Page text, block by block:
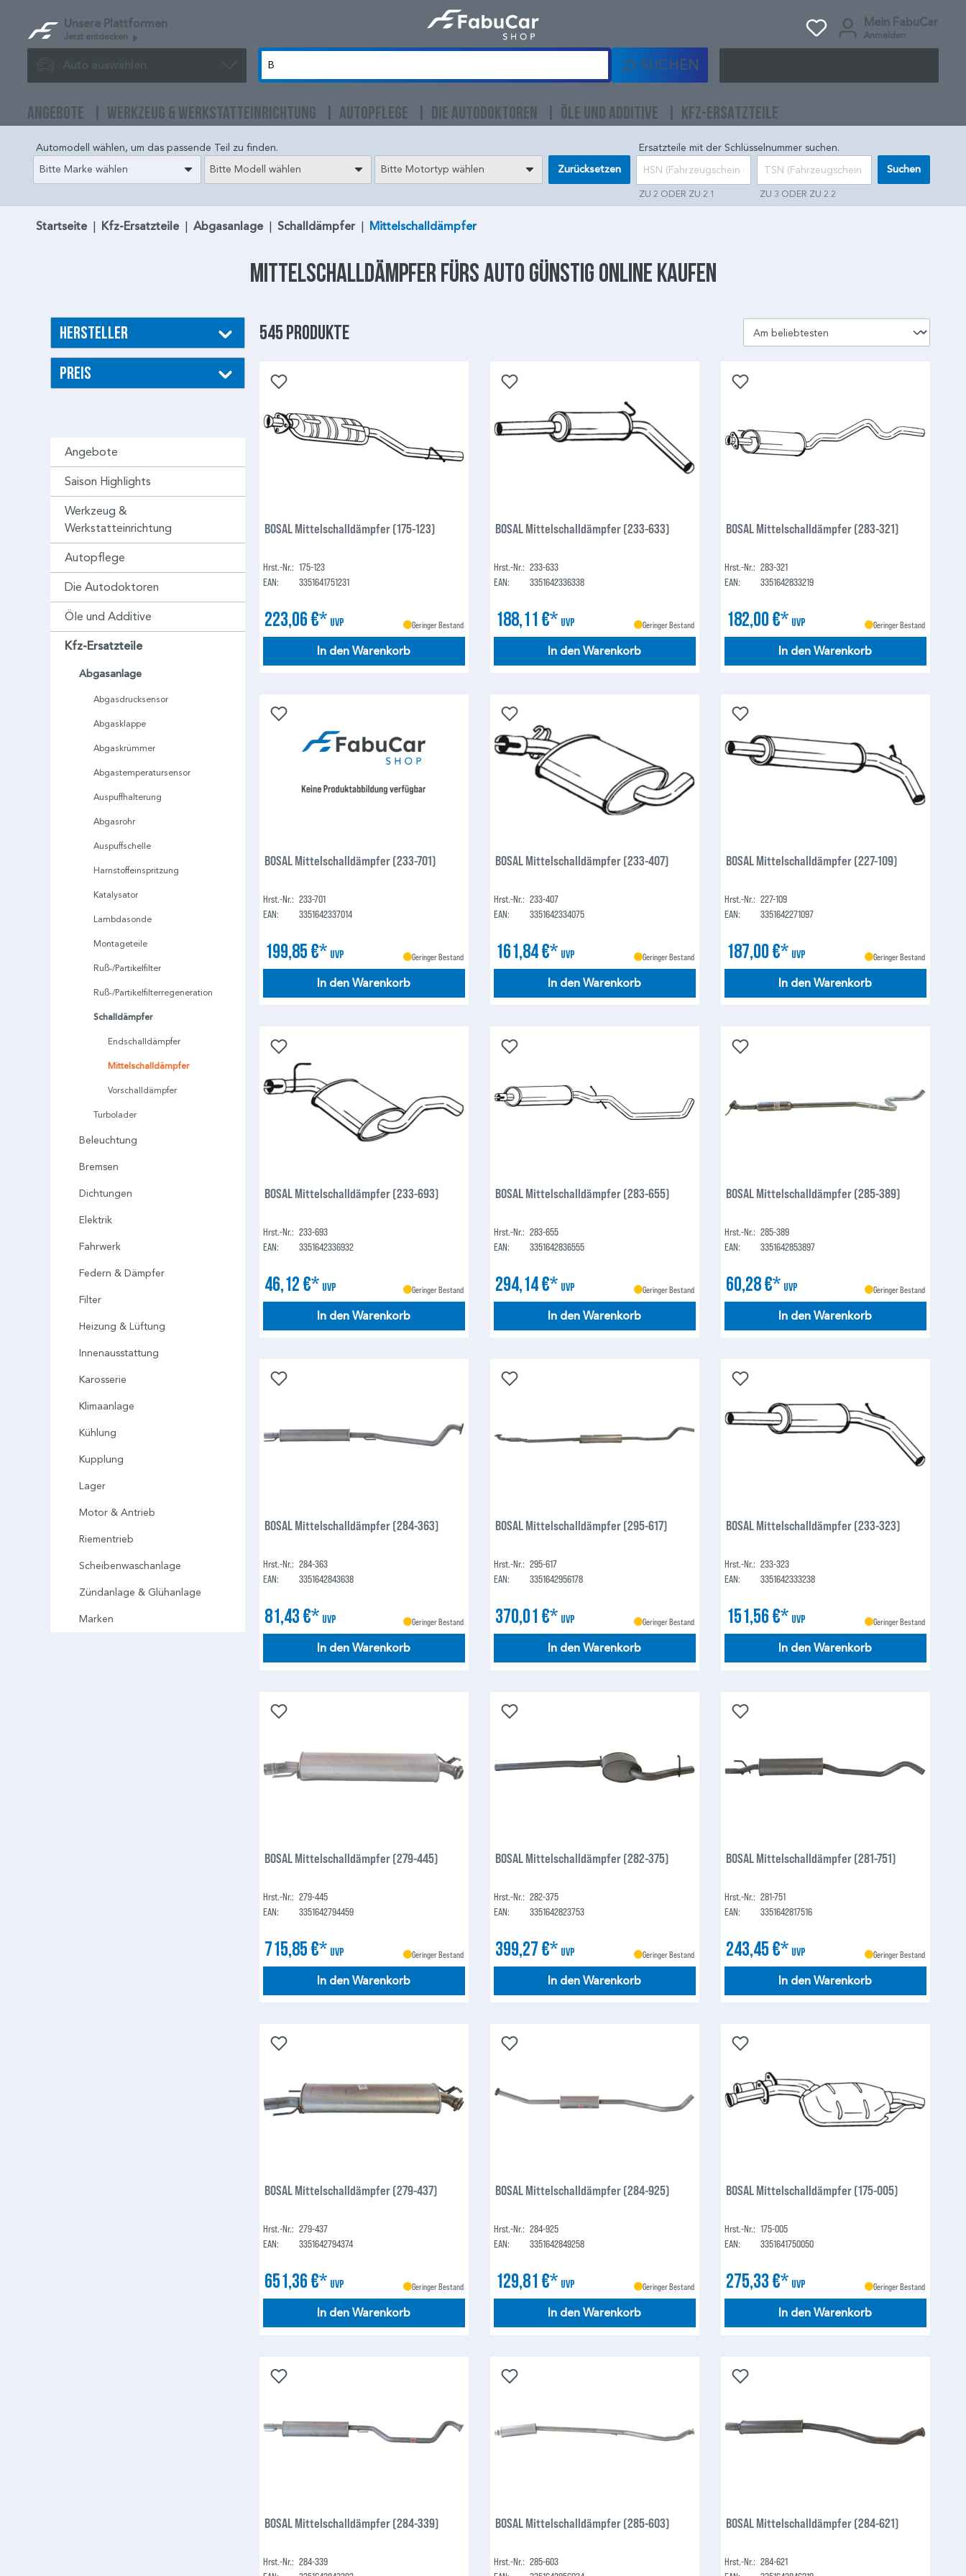
Unsere Plattformen
Jetzt entdecken
Mein FabuCar
Anmelden
Auto auswählen SUCHEN
ANGEBOTE WERKZEUG & WERKSTATTEINRICHTUNG AUTOPFLEGE DIE AUTODOKTOREN ÖLE UND ADDITIVE KFZ-ERSATZTEILE
Automodell wählen, um das passende Teil zu finden.
Bitte Marke wählen
Bitte Modell wählen Bitte Motortyp wählen Zurücksetzen
Ersatzteile mit der Schlüsselnummer suchen.
ZU 2 ODER ZU 2.1 ZU 3 ODER ZU 2.2
Suchen
Startseite Kfz-Ersatzteile Abgasanlage Schalldämpfer Mittelschalldämpfer
Mittelschalldämpfer fürs Auto günstig online kaufen
Hersteller
Preis
Angebote
Saison Highlights
Werkzeug &
Werkstatteinrichtung
Autopflege
Die Autodoktoren
Öle und Additive
Kfz-Ersatzteile
Abgasanlage
Abgasdrucksensor
Abgasklappe
Abgaskrümmer
Abgastemperatursensor
Auspuffhalterung
Abgasrohr
Auspuffschelle
Harnstoffeinspritzung
Katalysator
Lambdasonde
Montageteile
Ruß-/Partikelfilter
Ruß-/Partikelfilterregeneration
Schalldämpfer
Endschalldämpfer
Mittelschalldämpfer
Vorschalldämpfer
Turbolader
Beleuchtung
Bremsen
Dichtungen
Elektrik
Fahrwerk
Federn & Dämpfer
Filter
Heizung & Lüftung
Innenausstattung
Karosserie
Klimaanlage
Kühlung
Kupplung
Lager
Motor & Antrieb
Riementrieb
Scheibenwaschanlage
Zündanlage & Glühanlage
Marken
545 Produkte
BOSAL Mittelschalldämpfer (175-123)
Hrst.-Nr.: 175-123
EAN:
3351641751231
223,06 €* UVP Geringer Bestand
In den Warenkorb
BOSAL Mittelschalldämpfer (233-633)
Hrst.-Nr.: 233-633
EAN:
3351642336338
188,11 €* UVP Geringer Bestand
In den Warenkorb
BOSAL Mittelschalldämpfer (283-321)
Hrst.-Nr.: 283-321
EAN:
3351642833219
182,00 €* UVP Geringer Bestand
In den Warenkorb
BOSAL Mittelschalldämpfer (233-701)
Hrst.-Nr.: 233-701
EAN:
3351642337014
199,85 €* UVP Geringer Bestand
In den Warenkorb
BOSAL Mittelschalldämpfer (233-407)
Hrst.-Nr.: 233-407
EAN:
3351642334075
161,84 €* UVP Geringer Bestand
In den Warenkorb
BOSAL Mittelschalldämpfer (227-109)
Hrst.-Nr.: 227-109
EAN:
3351642271097
187,00 €* UVP Geringer Bestand
In den Warenkorb
BOSAL Mittelschalldämpfer (233-693)
Hrst.-Nr.: 233-693
EAN:
3351642336932
46,12 €* UVP Geringer Bestand
In den Warenkorb
BOSAL Mittelschalldämpfer (283-655)
Hrst.-Nr.: 283-655
EAN:
3351642836555
294,14 €* UVP Geringer Bestand
In den Warenkorb
BOSAL Mittelschalldämpfer (285-389)
Hrst.-Nr.: 285-389
EAN:
3351642853897
60,28 €* UVP Geringer Bestand
In den Warenkorb
BOSAL Mittelschalldämpfer (284-363)
Hrst.-Nr.: 284-363
EAN:
3351642843638
81,43 €* UVP Geringer Bestand
In den Warenkorb
BOSAL Mittelschalldämpfer (295-617)
Hrst.-Nr.: 295-617
EAN:
3351642956178
370,01 €* UVP Geringer Bestand
In den Warenkorb
BOSAL Mittelschalldämpfer (233-323)
Hrst.-Nr.: 233-323
EAN:
3351642333238
151,56 €* UVP Geringer Bestand
In den Warenkorb
BOSAL Mittelschalldämpfer (279-445)
Hrst.-Nr.: 279-445
EAN:
3351642794459
715,85 €* UVP Geringer Bestand
In den Warenkorb
BOSAL Mittelschalldämpfer (282-375)
Hrst.-Nr.: 282-375
EAN:
3351642823753
399,27 €* UVP Geringer Bestand
In den Warenkorb
BOSAL Mittelschalldämpfer (281-751)
Hrst.-Nr.: 281-751
EAN:
3351642817516
243,45 €* UVP Geringer Bestand
In den Warenkorb
BOSAL Mittelschalldämpfer (279-437)
Hrst.-Nr.: 279-437
EAN:
3351642794374
651,36 €* UVP Geringer Bestand
In den Warenkorb
BOSAL Mittelschalldämpfer (284-925)
Hrst.-Nr.: 284-925
EAN:
3351642849258
129,81 €* UVP Geringer Bestand
In den Warenkorb
BOSAL Mittelschalldämpfer (175-005)
Hrst.-Nr.: 175-005
EAN:
3351641750050
275,33 €* UVP Geringer Bestand
In den Warenkorb
BOSAL Mittelschalldämpfer (284-339)
Hrst.-Nr.: 284-339
BOSAL Mittelschalldämpfer (285-603)
Hrst.-Nr.: 285-603
BOSAL Mittelschalldämpfer (284-621)
Hrst.-Nr.: 284-621